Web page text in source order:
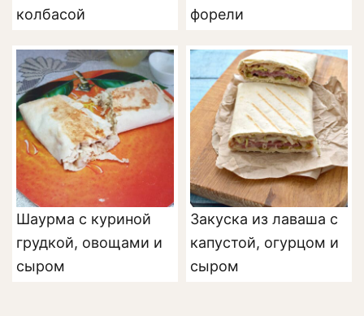
колбасой
форели
Шаурма с куриной
грудкой, овощами и
сыром
Закуска из лаваша с
капустой, огурцом и
сыром